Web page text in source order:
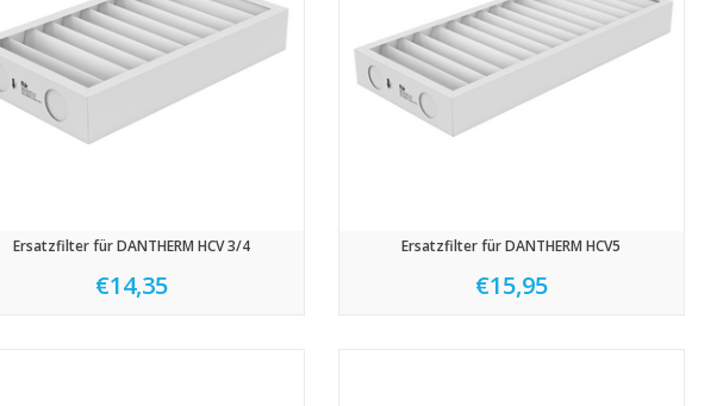
Ersatzfilter für DANTHERM HCV 3/4
€14,35
Ersatzfilter für DANTHERM HCV5
€15,95